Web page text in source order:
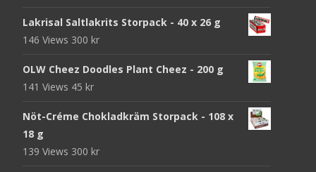
Lakrisal Saltlakrits Storpack - 40 x 26 g
146 Views 300 kr
OLW Cheez Doodles Plant Cheez - 200 g
141 Views 45 kr
Nöt-Créme Chokladkräm Storpack - 108 x
18 g
139 Views 300 kr